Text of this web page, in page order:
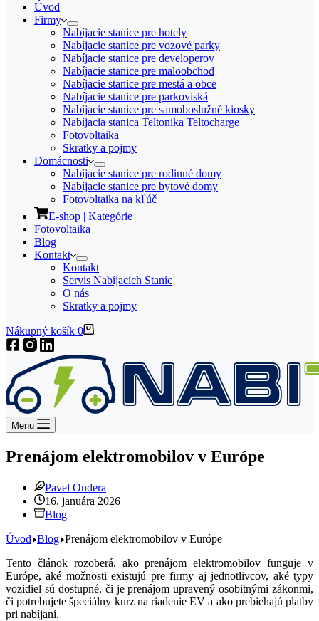
Úvod
Firmy
Nabíjacie stanice pre hotely
Nabíjacie stanice pre vozové parky
Nabíjacie stanice pre developerov
Nabíjacie stanice pre maloobchod
Nabíjacie stanice pre mestá a obce
Nabíjacie stanice pre parkoviská
Nabíjacie stanice pre samoboslužné kiosky
Nabíjacia stanica Teltonika Teltocharge
Fotovoltaika
Skratky a pojmy
Domácnosti
Nabíjacie stanice pre rodinné domy
Nabíjacie stanice pre bytové domy
Fotovoltaika na kľúč
E-shop | Kategórie
Fotovoltaika
Blog
Kontakt
Kontakt
Servis Nabíjacích Staníc
O nás
Skratky a pojmy
Nákupný košík 0
Menu
Prenájom elektromobilov v Európe
Pavel Ondera
16. januára 2026
Blog
Úvod Blog Prenájom elektromobilov v Európe
Tento článok rozoberá, ako prenájom elektromobilov funguje v
Európe, aké možnosti existujú pre firmy aj jednotlivcov, aké typy
vozidiel sú dostupné, či je prenájom upravený osobitnými zákonmi,
či potrebujete špeciálny kurz na riadenie EV a ako prebiehajú platby
pri nabíjaní.